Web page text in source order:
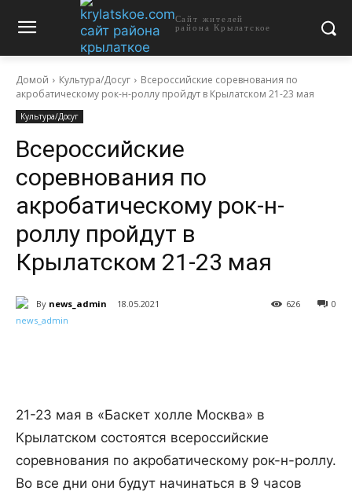
Сайт жителей
района Крылатское
Домой Культура/Досуг
Всероссийские соревнования по
акробатическому рок-н-роллу пройдут в Крылатском 21-23 мая
Культура/Досуг
Всероссийские
соревнования по
акробатическому рок-н-
роллу пройдут в
Крылатском 21-23 мая
By news_admin 18.05.2021 0
626
21-23 мая в «Баскет холле Москва» в
Крылатском состоятся всероссийские
соревнования по акробатическому рок-н-роллу.
Во все дни они будут начинаться в 9 часов